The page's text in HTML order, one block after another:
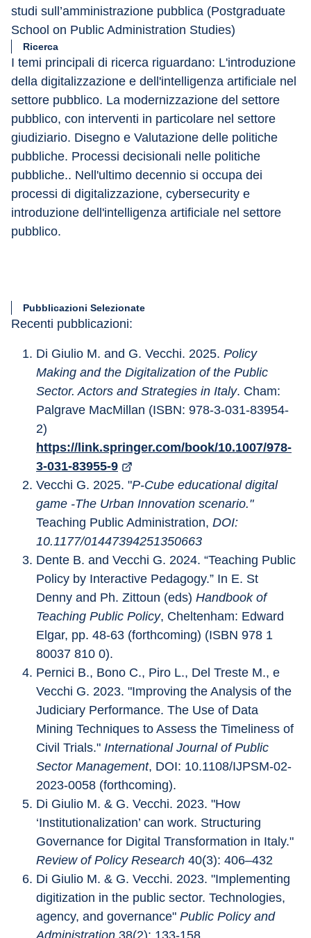
studi sull’amministrazione pubblica (Postgraduate
School on Public Administration Studies)
Ricerca
I temi principali di ricerca riguardano: L'introduzione
della digitalizzazione e dell'intelligenza artificiale nel
settore pubblico. La modernizzazione del settore
pubblico, con interventi in particolare nel settore
giudiziario. Disegno e Valutazione delle politiche
pubbliche. Processi decisionali nelle politiche
pubbliche.. Nell'ultimo decennio si occupa dei
processi di digitalizzazione, cybersecurity e
introduzione dell'intelligenza artificiale nel settore
pubblico.
Pubblicazioni Selezionate
Recenti pubblicazioni:
Di Giulio M. and G. Vecchi. 2025. Policy
Making and the Digitalization of the Public
Sector. Actors and Strategies in Italy. Cham:
Palgrave MacMillan (ISBN: 978-3-031-83954-
2)
https://link.springer.com/book/10.1007/978-
3-031-83955-9
Vecchi G. 2025. "P-Cube educational digital
game -The Urban Innovation scenario."
Teaching Public Administration, DOI:
10.1177/01447394251350663
Dente B. and Vecchi G. 2024. “Teaching Public
Policy by Interactive Pedagogy.” In E. St
Denny and Ph. Zittoun (eds) Handbook of
Teaching Public Policy, Cheltenham: Edward
Elgar, pp. 48-63 (forthcoming) (ISBN 978 1
80037 810 0).
Pernici B., Bono C., Piro L., Del Treste M., e
Vecchi G. 2023. "Improving the Analysis of the
Judiciary Performance. The Use of Data
Mining Techniques to Assess the Timeliness of
Civil Trials." International Journal of Public
Sector Management, DOI: 10.1108/IJPSM-02-
2023-0058 (forthcoming).
Di Giulio M. & G. Vecchi. 2023. "How
‘Institutionalization’ can work. Structuring
Governance for Digital Transformation in Italy."
Review of Policy Research 40(3): 406–432
Di Giulio M. & G. Vecchi. 2023. "Implementing
digitization in the public sector. Technologies,
agency, and governance" Public Policy and
Administration 38(2): 133-158.